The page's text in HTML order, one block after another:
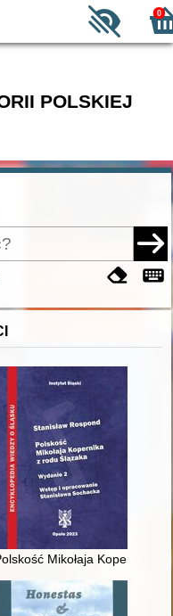
0
POLSKIEJ
drawskiego od
Mikołaja Kopernika z